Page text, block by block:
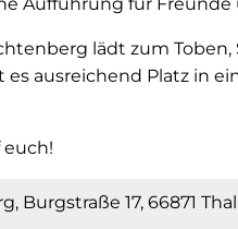
lädt zum
ausreichend Platz in
euch!
Burgstraße 17, 66871